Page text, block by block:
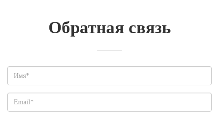
Обратная связь